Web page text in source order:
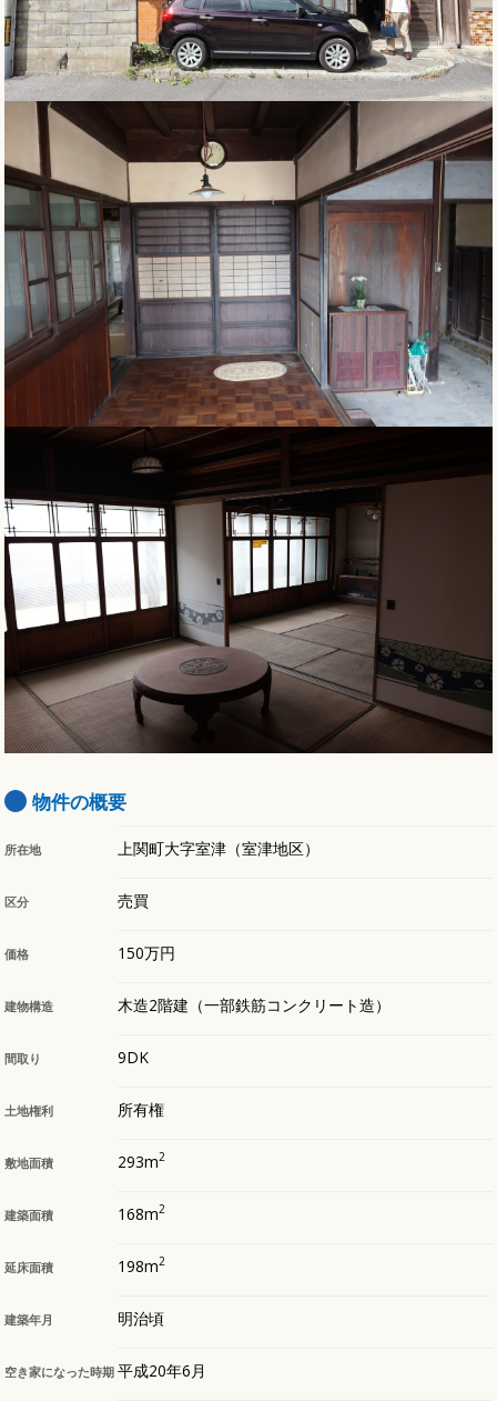
物件の概要
所在地 上関町大字室津（室津地区）
区分 売買
価格 150万円
建物構造 木造2階建（一部鉄筋コンクリート造）
間取り 9DK
土地権利 所有権
敷地面積 293m2
建築面積 168m2
延床面積 198m2
建築年月 明治頃
空き家になった時期 平成20年6月